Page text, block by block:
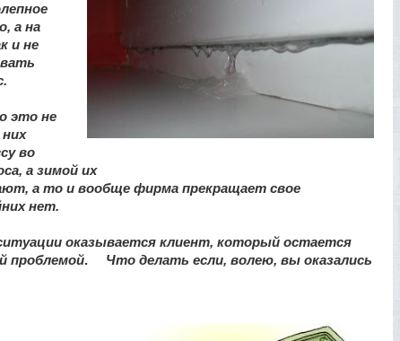
а на
и не
это не
во
а зимой их
а то и вообще фирма прекращает свое
нет.
оказывается клиент, который остается
проблемой.
Что делать если, волею, вы оказались